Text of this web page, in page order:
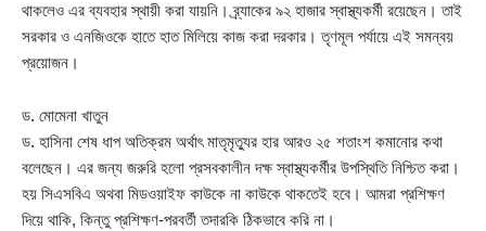
থাকলেও এর ব্যবহার স্থায়ী করা যায়নি। ব্র্যাকের ৯২ হাজার স্বাস্থ্যকর্মী রয়েছেন। তাই
সরকার ও এনজিওকে হাতে হাত মিলিয়ে কাজ করা দরকার। তৃণমূল পর্যায়ে এই সমন্বয়
প্রয়োজন।
ড. মোমেনা খাতুন
ড. হাসিনা শেষ ধাপ অতিক্রম অর্থাৎ মাতৃমৃত্যুর হার আরও ২৫ শতাংশ কমানোর কথা
বলেছেন। এর জন্য জরুরি হলো প্রসবকালীন দক্ষ স্বাস্থ্যকর্মীর উপস্থিতি নিশ্চিত করা।
হয় সিএসবিএ অথবা মিডওয়াইফ কাউকে না কাউকে থাকতেই হবে। আমরা প্রশিক্ষণ
দিয়ে থাকি, কিন্তু প্রশিক্ষণ-পরবর্তী তদারকি ঠিকভাবে করি না।